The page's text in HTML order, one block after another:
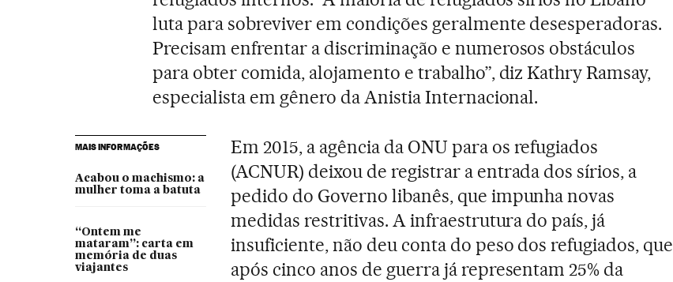
luta para sobreviver em condições geralmente desesperadoras.
Precisam enfrentar a discriminação e numerosos obstáculos
para obter comida, alojamento e trabalho”, diz Kathry Ramsay,
especialista em gênero da Anistia Internacional.
MAIS INFORMAÇÕES
Acabou o machismo: a
mulher toma a batuta
“Ontem me
mataram”: carta em
memória de duas
viajantes
Em 2015, a agência da ONU para os refugiados
(ACNUR) deixou de registrar a entrada dos sírios, a
pedido do Governo libanês, que impunha novas
medidas restritivas. A infraestrutura do país, já
insuficiente, não deu conta do peso dos refugiados, que
após cinco anos de guerra já representam 25% da